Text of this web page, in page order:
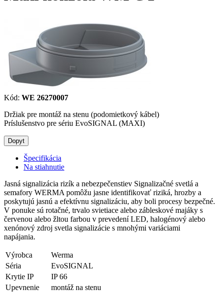
Kód: WE 26270007
Držiak pre montáž na stenu (podomietkový kábel)
Príslušenstvo pre sériu EvoSIGNAL (MAXI)
Dopyt
Špecifikácia
Na stiahnutie
Jasná signalizácia rizík a nebezpečenstiev Signalizačné svetlá a
semafory WERMA pomôžu jasne identifikovať riziká, hrozby a
poskytujú jasnú a efektívnu signalizáciu, aby boli procesy bezpečné.
V ponuke sú rotačné, trvalo svietiace alebo zábleskové majáky s
červenou alebo žltou farbou v prevedení LED, halogénový alebo
xenónový zdroj svetla signalizácie s mnohými variáciami
napájania.
Výrobca
Werma
Séria
EvoSIGNAL
Krytie IP
IP 66
Upevnenie
montáž na stenu